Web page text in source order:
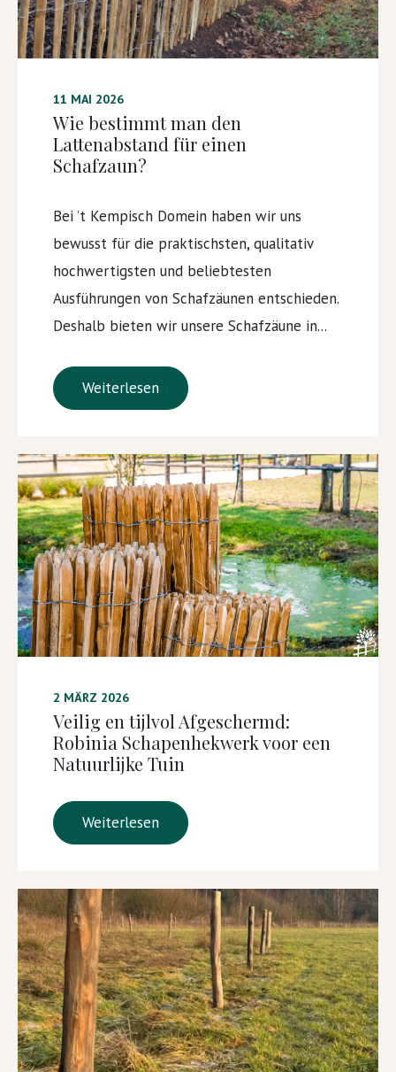
11 MAI 2026
Wie bestimmt man den
Lattenabstand für einen
Schafzaun?
Bei ’t Kempisch Domein haben wir uns
bewusst für die praktischsten, qualitativ
hochwertigsten und beliebtesten
Ausführungen von Schafzäunen entschieden.
Deshalb bieten wir unsere Schafzäune in...
Weiterlesen
2 MÄRZ 2026
Veilig en tijlvol Afgeschermd:
Robinia Schapenhekwerk voor een
Natuurlijke Tuin
Weiterlesen